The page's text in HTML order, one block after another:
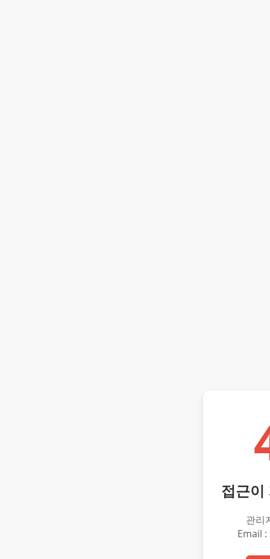
접근이
관리
Email